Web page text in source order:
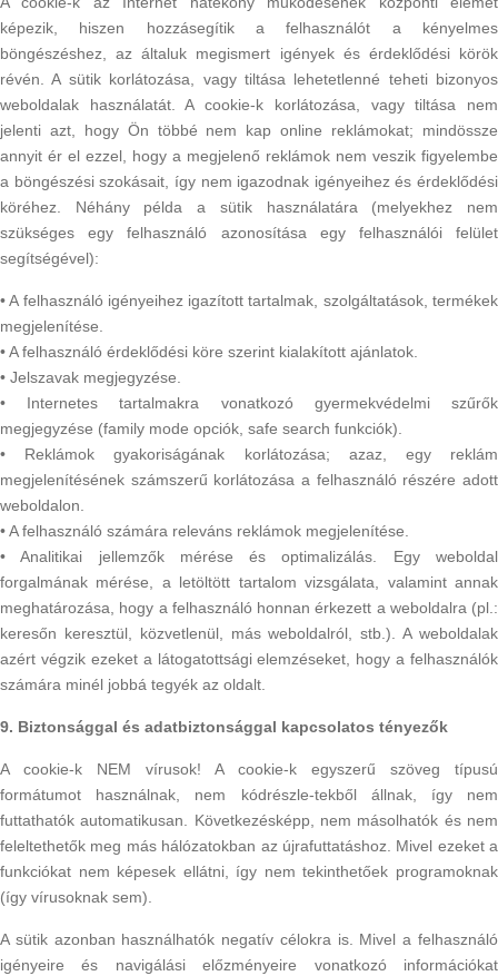
képezik, hiszen hozzásegítik a felhasználót a kényelmes
böngészéshez, az általuk megismert igények és érdeklődési körök
révén. A sütik korlátozása, vagy tiltása lehetetlenné teheti bizonyos
weboldalak használatát. A cookie-k korlátozása, vagy tiltása nem
jelenti azt, hogy Ön többé nem kap online reklámokat; mindössze
annyit ér el ezzel, hogy a megjelenő reklámok nem veszik figyelembe
a böngészési szokásait, így nem igazodnak igényeihez és érdeklődési
köréhez. Néhány példa a sütik használatára (melyekhez nem
szükséges egy felhasználó azonosítása egy felhasználói felület
segítségével):
• A felhasználó igényeihez igazított tartalmak, szolgáltatások, termékek
megjelenítése.
• A felhasználó érdeklődési köre szerint kialakított ajánlatok.
• Jelszavak megjegyzése.
• Internetes tartalmakra vonatkozó gyermekvédelmi szűrők
megjegyzése (family mode opciók, safe search funkciók).
• Reklámok gyakoriságának korlátozása; azaz, egy reklám
megjelenítésének számszerű korlátozása a felhasználó részére adott
weboldalon.
• A felhasználó számára releváns reklámok megjelenítése.
• Analitikai jellemzők mérése és optimalizálás. Egy weboldal
forgalmának mérése, a letöltött tartalom vizsgálata, valamint annak
meghatározása, hogy a felhasználó honnan érkezett a weboldalra (pl.:
keresőn keresztül, közvetlenül, más weboldalról, stb.). A weboldalak
azért végzik ezeket a látogatottsági elemzéseket, hogy a felhasználók
számára minél jobbá tegyék az oldalt.
9. Biztonsággal és adatbiztonsággal kapcsolatos tényezők
A cookie-k NEM vírusok! A cookie-k egyszerű szöveg típusú
formátumot használnak, nem kódrészle-tekből állnak, így nem
futtathatók automatikusan. Következésképp, nem másolhatók és nem
feleltethetők meg más hálózatokban az újrafuttatáshoz. Mivel ezeket a
funkciókat nem képesek ellátni, így nem tekinthetőek programoknak
(így vírusoknak sem).
A sütik azonban használhatók negatív célokra is. Mivel a felhasználó
igényeire és navigálási előzményeire vonatkozó információkat